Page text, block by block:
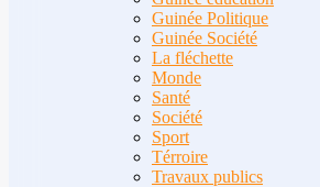
Guinée Politique
Guinée Société
La fléchette
Monde
Santé
Société
Sport
Térroire
Travaux publics